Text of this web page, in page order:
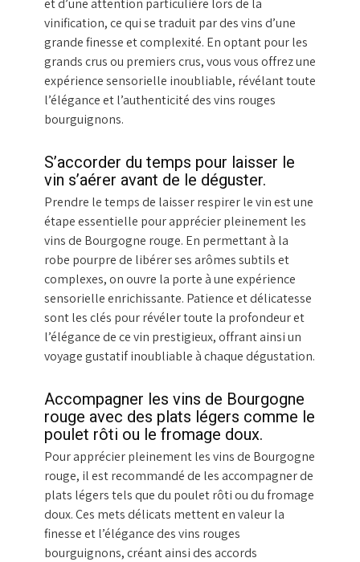
et d’une attention particulière lors de la
vinification, ce qui se traduit par des vins d’une
grande finesse et complexité. En optant pour les
grands crus ou premiers crus, vous vous offrez une
expérience sensorielle inoubliable, révélant toute
l’élégance et l’authenticité des vins rouges
bourguignons.
S’accorder du temps pour laisser le
vin s’aérer avant de le déguster.
Prendre le temps de laisser respirer le vin est une
étape essentielle pour apprécier pleinement les
vins de Bourgogne rouge. En permettant à la
robe pourpre de libérer ses arômes subtils et
complexes, on ouvre la porte à une expérience
sensorielle enrichissante. Patience et délicatesse
sont les clés pour révéler toute la profondeur et
l’élégance de ce vin prestigieux, offrant ainsi un
voyage gustatif inoubliable à chaque dégustation.
Accompagner les vins de Bourgogne
rouge avec des plats légers comme le
poulet rôti ou le fromage doux.
Pour apprécier pleinement les vins de Bourgogne
rouge, il est recommandé de les accompagner de
plats légers tels que du poulet rôti ou du fromage
doux. Ces mets délicats mettent en valeur la
finesse et l’élégance des vins rouges
bourguignons, créant ainsi des accords